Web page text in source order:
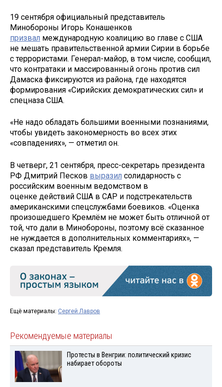
19 сентября официальный представитель
Минобороны Игорь Конашенков
призвал международную коалицию во главе с США
не мешать правительственной армии Сирии в борьбе
с террористами. Генерал-майор, в том числе, сообщил,
что контратаки и массированный огонь против сил
Дамаска фиксируются из района, где находятся
формирования «Сирийских демократических сил» и
спецназа США.
«Не надо обладать большими военными познаниями,
чтобы увидеть закономерность во всех этих
«совпадениях», — отметил он.
В четверг, 21 сентября, пресс-секретарь президента
РФ Дмитрий Песков выразил солидарность с
российским военным ведомством в
оценке действий США в САР и подстрекательств
американскими спецслужбами боевиков. «Оценка
произошедшего Кремлём не может быть отличной от
той, что дали в Минобороны, поэтому всё сказанное
не нуждается в дополнительных комментариях», —
сказал представитель Кремля.
Ещё материалы: Сергей Лавров
Рекомендуемые материалы
Протесты в Венгрии: политический кризис
набирает обороты